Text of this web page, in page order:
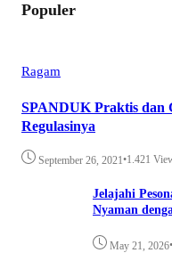
Populer
Ragam
SPANDUK Praktis dan
Regulasinya
September 26, 2021•1.421
Jelajahi
Nyaman
May 21, 2026•